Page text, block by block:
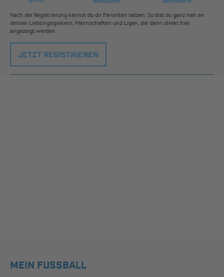
Mannschaft Wettbewerb
Nach der Registrierung kannst du dir Favoriten setzen. So bist du ganz nah an
deinen Lieblingsspielern, Mannschaften und Ligen, die dann direkt hier
angezeigt werden.
JETZT REGISTRIEREN
MEIN FUSSBALL